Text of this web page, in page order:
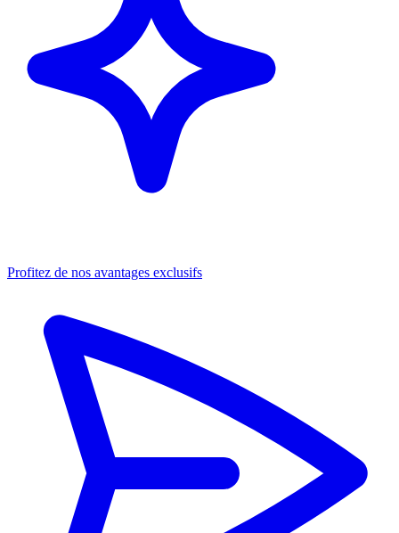
Profitez de nos avantages exclusifs